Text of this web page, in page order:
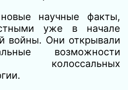
научные факты,
уже в начале
войны. Они открывали
возможности
колоссальных